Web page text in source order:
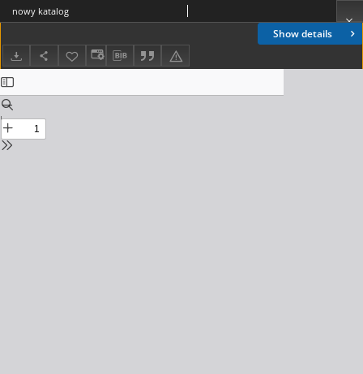
Show details
nowy katalog